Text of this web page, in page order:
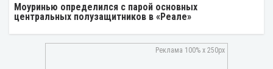
Моуринью определился с парой основных
центральных полузащитников в «Реале»